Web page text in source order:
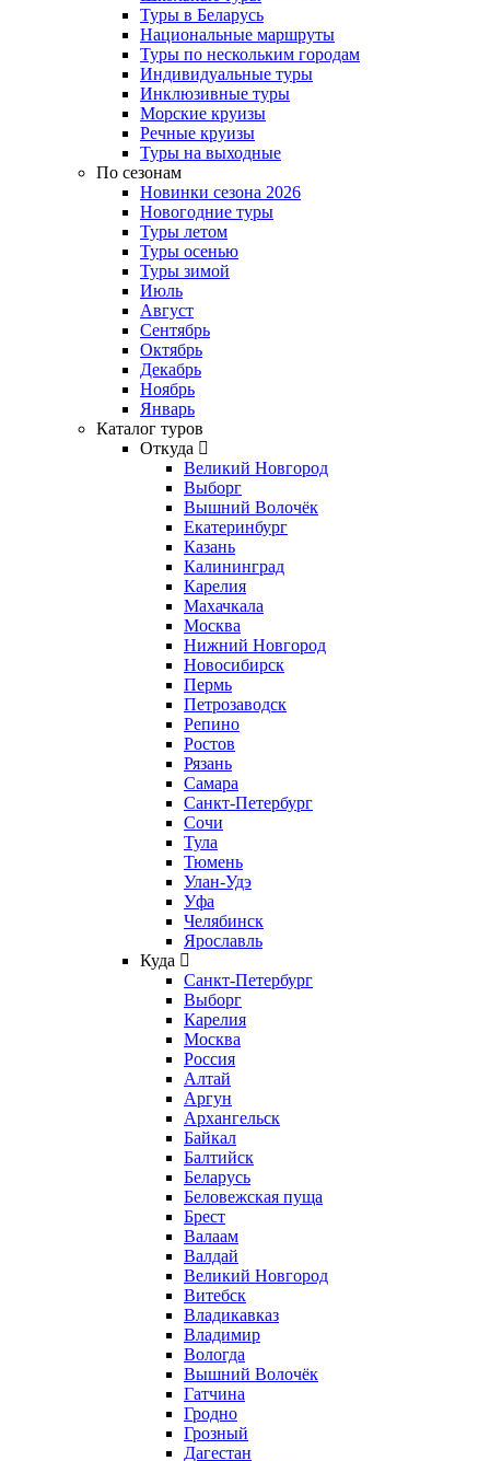
Туры в Беларусь
Национальные маршруты
Туры по нескольким городам
Индивидуальные туры
Инклюзивные туры
Морские круизы
Речные круизы
Туры на выходные
По сезонам
Новинки сезона 2026
Новогодние туры
Туры летом
Туры осенью
Туры зимой
Июль
Август
Сентябрь
Октябрь
Декабрь
Ноябрь
Январь
Каталог туров
Откуда
Великий Новгород
Выборг
Вышний Волочёк
Екатеринбург
Казань
Калининград
Карелия
Махачкала
Москва
Нижний Новгород
Новосибирск
Пермь
Петрозаводск
Репино
Ростов
Рязань
Самара
Санкт-Петербург
Сочи
Тула
Тюмень
Улан-Удэ
Уфа
Челябинск
Ярославль
Куда
Санкт-Петербург
Выборг
Карелия
Москва
Россия
Алтай
Аргун
Архангельск
Байкал
Балтийск
Беларусь
Беловежская пуща
Брест
Валаам
Валдай
Великий Новгород
Витебск
Владикавказ
Владимир
Вологда
Вышний Волочёк
Гатчина
Гродно
Грозный
Дагестан